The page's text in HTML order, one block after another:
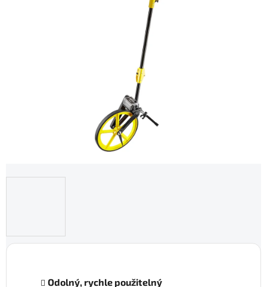
Odolný, rychle použitelný